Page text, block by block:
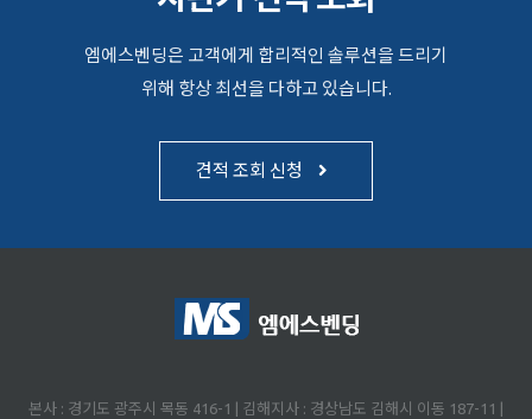
엠에스벤딩은 고객에게 합리적인 솔루션을 드리기
위해 항상 최선을 다하고 있습니다.
견적 조회 신청
본사 : 경기도 광주시 목동 416-1 | 김해지사 : 경상남도 김해시 이동 187-11 |